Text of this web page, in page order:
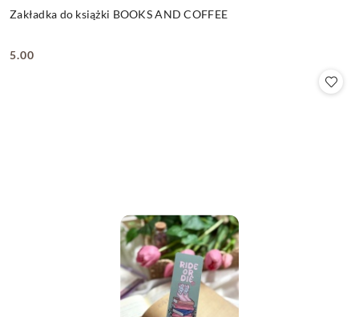
Zakładka do książki BOOKS AND COFFEE
Cena:
5.00